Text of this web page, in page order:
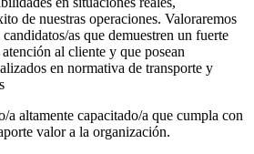
de nuestras operaciones. Valoraremos
as que demuestren un fuerte
al cliente y que posean
en normativa de transporte y
a altamente capacitado/a que cumpla con
valor a la organización.